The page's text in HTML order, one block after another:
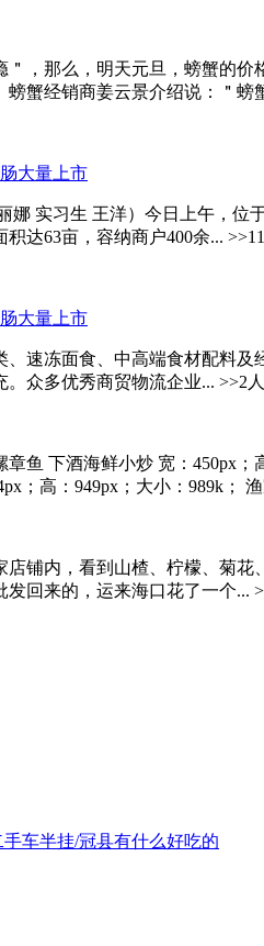
，那么，明天元旦，螃蟹的
蟹经销商姜云景介绍说：＂螃
娜 实习生 王洋）今日上午，
达63亩，容纳商户400余...
速冻面食、中高端食材配料
众多优秀商贸物流企业... >>2
鱼 下酒海鲜小炒 宽：450px
；高：949px；大小：989k；
铺内，看到山楂、柠檬、菊
回来的，运来海口花了一个...
车半挂/冠县有什么好吃的